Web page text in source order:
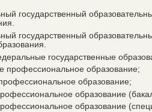
государственный
государственный
государственные
профессиональное образование;
образование;
образование
образование